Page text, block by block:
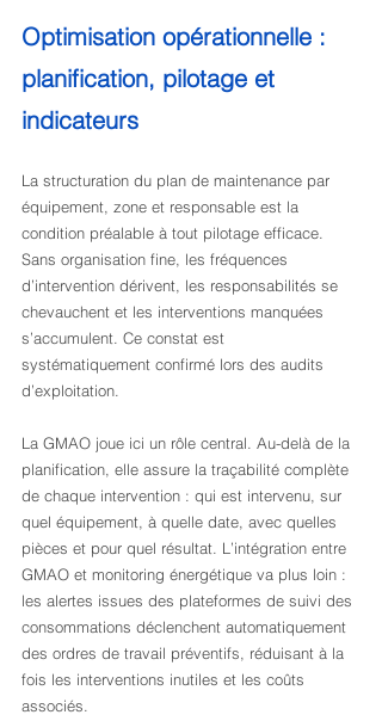
Optimisation opérationnelle :
planification, pilotage et
indicateurs
La structuration du plan de maintenance par
équipement, zone et responsable est la
condition préalable à tout pilotage efficace.
Sans organisation fine, les fréquences
d’intervention dérivent, les responsabilités se
chevauchent et les interventions manquées
s’accumulent. Ce constat est
systématiquement confirmé lors des audits
d’exploitation.
La GMAO joue ici un rôle central. Au-delà de la
planification, elle assure la traçabilité complète
de chaque intervention : qui est intervenu, sur
quel équipement, à quelle date, avec quelles
pièces et pour quel résultat. L’intégration entre
GMAO et monitoring énergétique va plus loin :
les alertes issues des plateformes de suivi des
consommations déclenchent automatiquement
des ordres de travail préventifs, réduisant à la
fois les interventions inutiles et les coûts
associés.